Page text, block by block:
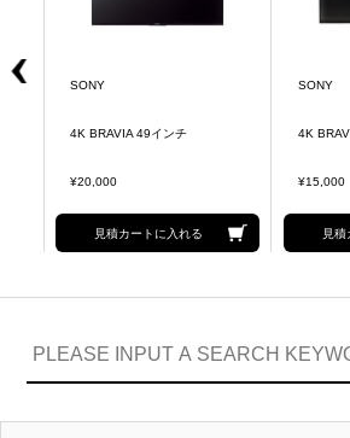
SONY
4K BRAVIA 49インチ
¥20,000
見積カートに入れる
SONY
4K
¥15,000
見